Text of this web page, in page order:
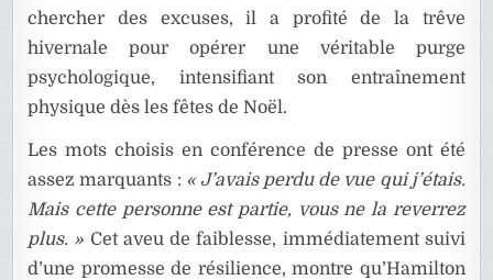
chercher des excuses, il a profité de la trêve
hivernale pour opérer une véritable purge
psychologique, intensifiant son entraînement
physique dès les fêtes de Noël.
Les mots choisis en conférence de presse ont été
assez marquants : « J’avais perdu de vue qui j’étais.
Mais cette personne est partie, vous ne la reverrez
plus. » Cet aveu de faiblesse, immédiatement suivi
d’une promesse de résilience, montre qu’Hamilton